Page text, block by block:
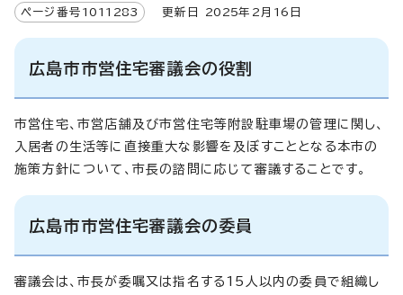
ページ番号 1011283 更新日 2025年2月 16 日
広島市市営住宅審議会の役割
市営住宅、市営店舗及び市営住宅等附設駐車場の管理に関し、
入居者の生活等に直接重大な影響を及ぼすこととなる本市の
施策方針について、市長の諮問に応じて審議することです。
広島市市営住宅審議会の委員
審議会は、市長が委嘱又は指名する15人以内の委員で組織し